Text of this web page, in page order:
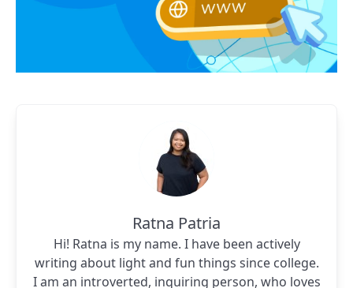
Ratna Patria
Hi! Ratna is my name. I have been actively
writing about light and fun things since college.
I am an introverted, inquiring person, who loves